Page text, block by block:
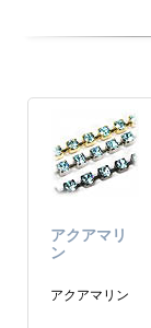
アクアマリ
ン
アクアマリン